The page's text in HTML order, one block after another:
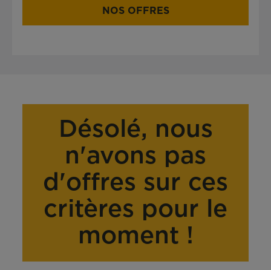
NOS OFFRES
Désolé, nous
n'avons pas
d'offres sur ces
critères pour le
moment !